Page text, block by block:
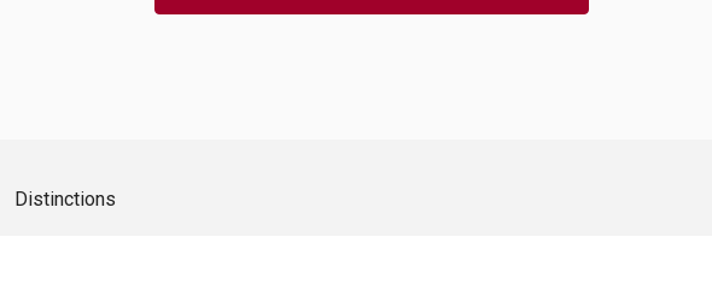
Distinctions